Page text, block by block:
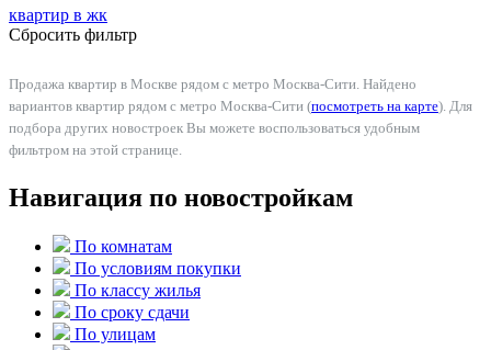
квартир в жк
Сбросить фильтр
Продажа квартир в Москве рядом с метро Москва-Сити. Найдено
вариантов квартир рядом с метро Москва-Сити (посмотреть на карте). Для
подбора других новостроек Вы можете воспользоваться удобным
фильтром на этой странице.
Навигация по новостройкам
По комнатам
По условиям покупки
По классу жилья
По сроку сдачи
По улицам